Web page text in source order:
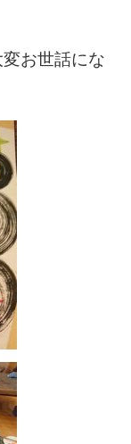
お世話にな